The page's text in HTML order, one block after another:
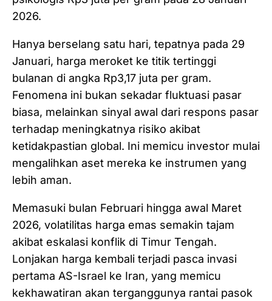
2026.
Hanya berselang satu hari, tepatnya pada 29
Januari, harga meroket ke titik tertinggi
bulanan di angka Rp3,17 juta per gram.
Fenomena ini bukan sekadar fluktuasi pasar
biasa, melainkan sinyal awal dari respons pasar
terhadap meningkatnya risiko akibat
ketidakpastian global. Ini memicu investor mulai
mengalihkan aset mereka ke instrumen yang
lebih aman.
Memasuki bulan Februari hingga awal Maret
2026, volatilitas harga emas semakin tajam
akibat eskalasi konflik di Timur Tengah.
Lonjakan harga kembali terjadi pasca invasi
pertama AS-Israel ke Iran, yang memicu
kekhawatiran akan terganggunya rantai pasok